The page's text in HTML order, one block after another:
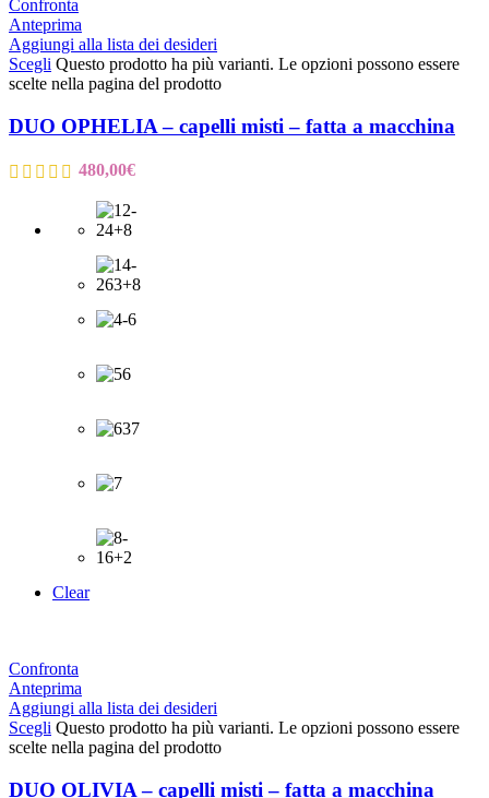
Confronta
Anteprima
Aggiungi alla lista dei desideri
Scegli Questo prodotto ha più varianti. Le opzioni possono essere
scelte nella pagina del prodotto
DUO OPHELIA – capelli misti – fatta a macchina
480,00€
Clear
Confronta
Anteprima
Aggiungi alla lista dei desideri
Scegli Questo prodotto ha più varianti. Le opzioni possono essere
scelte nella pagina del prodotto
DUO OLIVIA – capelli misti – fatta a macchina